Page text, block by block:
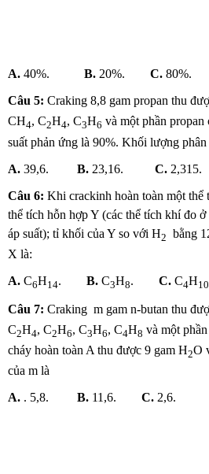
A. 40%. B. 20%. C.
Câu 5: Craking 8,8 gam propan thu
CH4, C2H4, C3H6 và một phần
suất phản ứng là 90%. Khối lượng
A. 39,6. B. 23,16. C.
Câu 6: Khi crackinh hoàn toàn một thể
thể tích hỗn hợp Y (các thể tích khí đo
áp suất); tỉ khối của Y so với H2 bằng
X là:
A. C6H14. B. C3H8. C. C4H10
Câu 7: Craking m gam n-butan thu
C2H4, C2H6, C3H6, C4H8 và một
cháy hoàn toàn A thu được 9 gam H2O
của m là
A. . 5,8. B. 11,6. C.